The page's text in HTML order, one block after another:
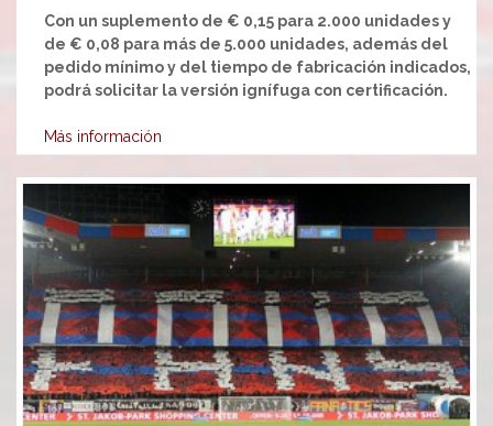
Con un suplemento de € 0,15 para 2.000 unidades y
de € 0,08 para más de 5.000 unidades, además del
pedido mínimo y del tiempo de fabricación indicados,
podrá solicitar la versión ignífuga con certificación.
Más información